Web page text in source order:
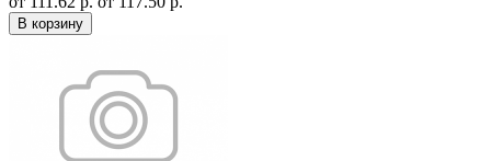
В корзину